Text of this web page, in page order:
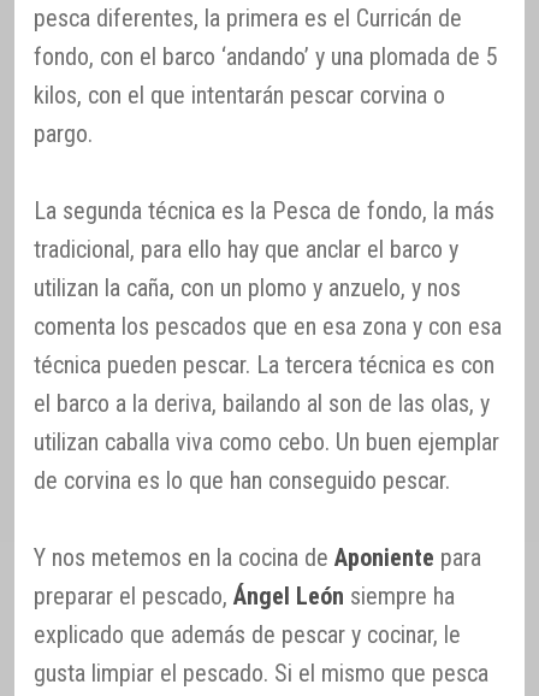
pesca diferentes, la primera es el Curricán de
fondo, con el barco ‘andando’ y una plomada de 5
kilos, con el que intentarán pescar corvina o
pargo.
La segunda técnica es la Pesca de fondo, la más
tradicional, para ello hay que anclar el barco y
utilizan la caña, con un plomo y anzuelo, y nos
comenta los pescados que en esa zona y con esa
técnica pueden pescar. La tercera técnica es con
el barco a la deriva, bailando al son de las olas, y
utilizan caballa viva como cebo. Un buen ejemplar
de corvina es lo que han conseguido pescar.
Y nos metemos en la cocina de Aponiente para
preparar el pescado, Ángel León siempre ha
explicado que además de pescar y cocinar, le
gusta limpiar el pescado. Si el mismo que pesca